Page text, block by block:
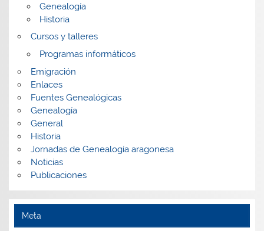
Genealogía
Historia
Cursos y talleres
Programas informáticos
Emigración
Enlaces
Fuentes Genealógicas
Genealogía
General
Historia
Jornadas de Genealogía aragonesa
Noticias
Publicaciones
Meta